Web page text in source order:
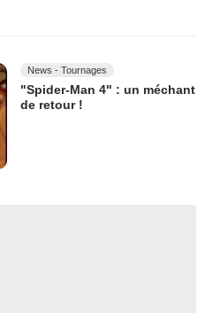
News - Tournages
"Spider-Man 4" : un méchant
de retour !